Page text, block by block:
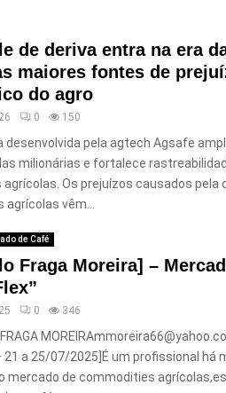
de deriva entra na era
maiores fontes de
do agro
0 150
desenvolvida pela agtech Agsafe
milionárias e fortalece
Os prejuízos causados pela
vêm...
de Café
Fraga Moreira] –
0 346
FRAGA
21 a 25/07/2025]É um profissional há
mercado de commodities